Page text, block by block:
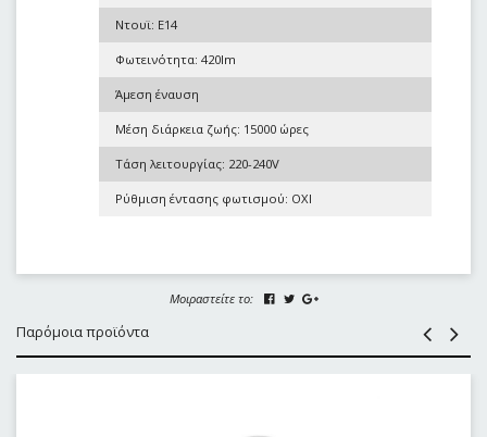
Ντουϊ: E14
Φωτεινότητα: 420lm
Άμεση έναυση
Μέση διάρκεια ζωής: 15000 ώρες
Τάση λειτουργίας: 220-240V
Ρύθμιση έντασης φωτισμού: ΟΧΙ
Μοιραστείτε το:
Παρόμοια προϊόντα